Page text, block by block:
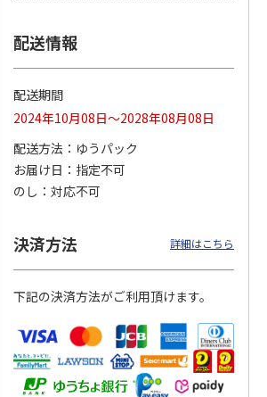
ペット線香 虹のか
なた フルーティフ
ローラルの香り
590円
(送料別・税込)
えBOX とりささ…
380円
(送料別・税込)
配送情報
配送期間
2024年10月08日～2028年08月08日
配送方法
ゆうパック
お届け日
指定不可
のし
対応不可
決済方法 詳細はこちら
下記の決済方法がご利用頂けます。